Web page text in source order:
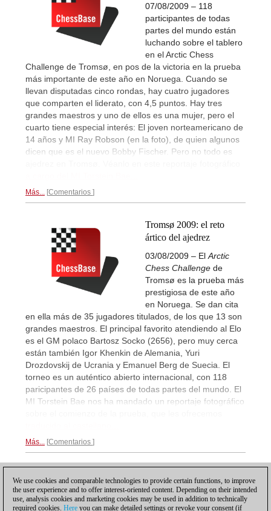
07/08/2009 – 118
participantes de todas
partes del mundo están
luchando sobre el tablero
en el Arctic Chess
Challenge de Tromsø, en pos de la victoria en la prueba
más importante de este año en Noruega. Cuando se
llevan disputadas cinco rondas, hay cuatro jugadores
que comparten el liderato, con 4,5 puntos. Hay tres
grandes maestros y uno de ellos es una mujer, pero el
cuarto tiene especial interés: El joven norteamericano de
14 años y MI Ray Robson (en la foto), de quien algunos
dicen que es el nuevo Bobby Fischer. Pero no todo es
Más... Comentarios
Tromsø 2009: el reto
ártico del ajedrez
03/08/2009 – El Arctic
Chess Challenge de
Tromsø es la prueba más
prestigiosa de este año
en Noruega. Se dan cita
en ella más de 35 jugadores titulados, de los que 13 son
grandes maestros. El principal favorito atendiendo al Elo
es el GM polaco Bartosz Socko (2656), pero muy cerca
están también Igor Khenkin de Alemania, Yuri
Drozdovskij de Ucrania y Emanuel Berg de Suecia. El
torneo es un auténtico abierto internacional, con 118
paricipantes de 26 países de todas partes del mundo. El
MI Torstein Bae nos ha mandado un reportaje fotográfico
Más... Comentarios
We use cookies and comparable technologies to provide certain functions, to improve
the user experience and to offer interest-oriented content. Depending on their intended
use, analysis cookies and marketing cookies may be used in addition to technically
required cookies. Here you can make detailed settings or revoke your consent (if